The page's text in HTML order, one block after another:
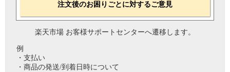
注文後のお困りごとに対するご意見
楽天市場 お客様サポートセンターへ遷移します。
例
・支払い
・商品の発送/到着日時について